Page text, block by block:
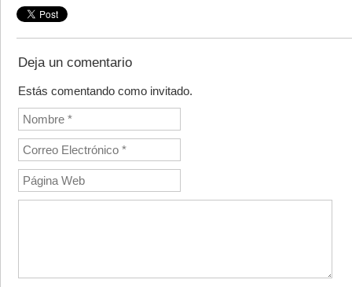
Deja un comentario
Estás comentando como invitado.